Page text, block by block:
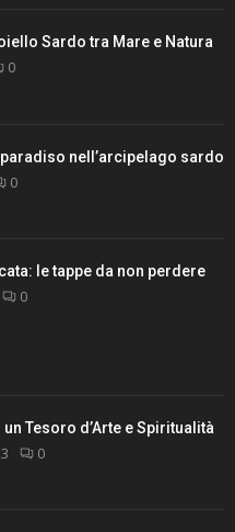
Sardo tra Mare e Natura
0
nell’arcipelago sardo
0
le tappe da non perdere
0
un Tesoro d’Arte e Spiritualità
0